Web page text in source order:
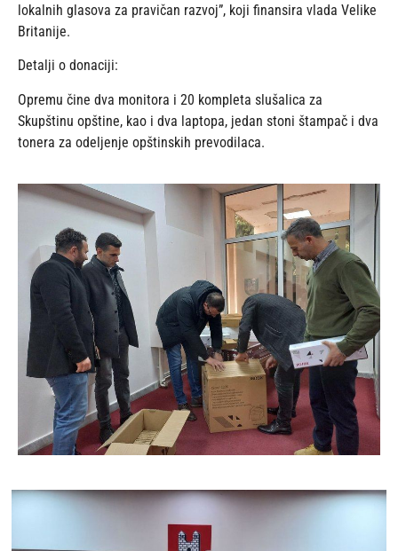
lokalnih glasova za pravičan razvoj”, koji finansira vlada Velike
Britanije.
Detalji o donaciji:
Opremu čine dva monitora i 20 kompleta slušalica za
Skupštinu opštine, kao i dva laptopa, jedan stoni štampač i dva
tonera za odeljenje opštinskih prevodilaca.